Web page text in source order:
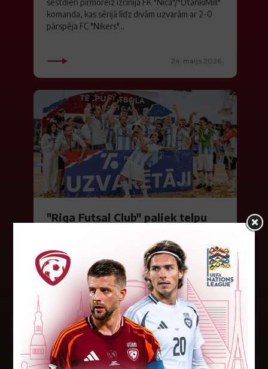
sestdien pirmoreiz izcīnīja FK "Nīca"/"OtankiMill"
komanda, kas sērijā līdz divām uzvarām ar 2-0
pārspēja FC "Nikers"...
24. maijs 2026.
"Riga Futsal Club" paliek telpu
Ceturto Latvijas telpu futbola virslīgas čempionu
titulu pēc kārtas trešdien izcīnīja "Riga Futsal
Club" komanda. Finālsērijā pamatturnīra
uzvarētāji "Riga Futsal Club"...
20. maijs 2026.